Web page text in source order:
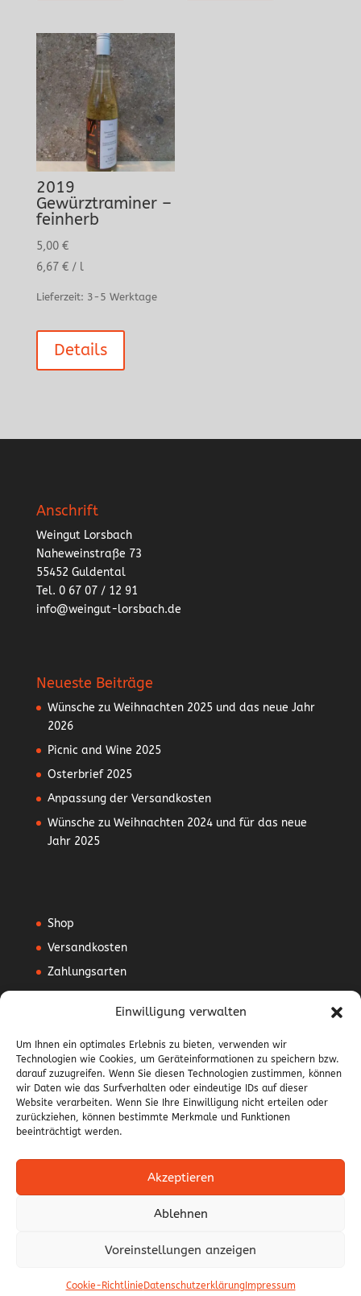
Einwilligung verwalten
Um Ihnen ein optimales Erlebnis zu bieten, verwenden wir
Technologien wie Cookies, um Geräteinformationen zu speichern bzw.
darauf zuzugreifen. Wenn Sie diesen Technologien zustimmen, können
wir Daten wie das Surfverhalten oder eindeutige IDs auf dieser
Website verarbeiten. Wenn Sie Ihre Einwilligung nicht erteilen oder
zurückziehen, können bestimmte Merkmale und Funktionen
beeinträchtigt werden.
Akzeptieren
Ablehnen
Voreinstellungen anzeigen
Cookie-Richtlinie DatenschutzerklärungImpressum
2019
Gewürztraminer –
feinherb
5,00 €
6,67 €/ l
Lieferzeit: 3-5 Werktage
Details
Anschrift
Weingut Lorsbach
Naheweinstraße 73
55452 Guldental
Tel. 0 67 07 / 12 91
info@weingut-lorsbach.de
Neueste Beiträge
Wünsche zu Weihnachten 2025 und das neue Jahr
2026
Picnic and Wine 2025
Osterbrief 2025
Anpassung der Versandkosten
Wünsche zu Weihnachten 2024 und für das neue
Jahr 2025
Shop
Versandkosten
Zahlungsarten
AGB
Impressum
Datenschutzerklärung
Widerrufsbelehrung
Durchgestrichene Preise entsprechen dem bisherigen
Powered byZiLoX IT